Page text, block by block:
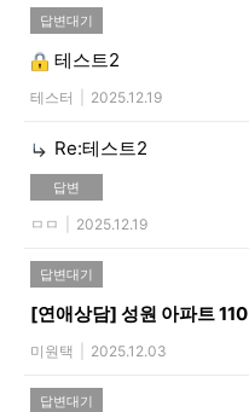
답변대기
테스트2
테스터 2025.12.19
Re:테스트2
답변
ㅁㅁ 2025.12.19
답변대기
[연애상담] 성원 아파트
미원택 2025.12.03
답변대기